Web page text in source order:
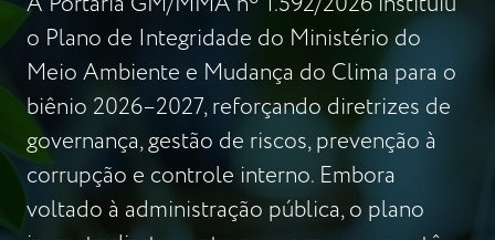
o Plano de Integridade do Ministério do
Meio Ambiente e Mudança do Clima para o
biênio 2026–2027, reforçando diretrizes de
governança, gestão de riscos, prevenção à
corrupção e controle interno. Embora
voltado à administração pública, o plano